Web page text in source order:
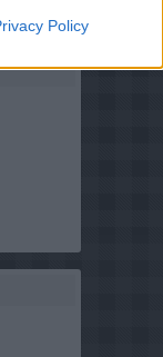
Policy